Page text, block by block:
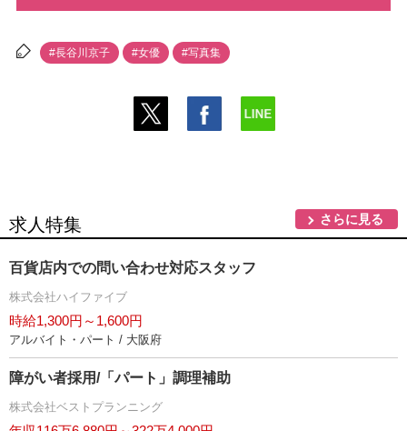
#長谷川京子 #女優 #写真集
求人特集 さらに見る
百貨店内での問い合わせ対応スタッフ
株式会社ハイファイブ
時給1,300円～1,600円
アルバイト・パート / 大阪府
障がい者採用/「パート」調理補助
株式会社ベストプランニング